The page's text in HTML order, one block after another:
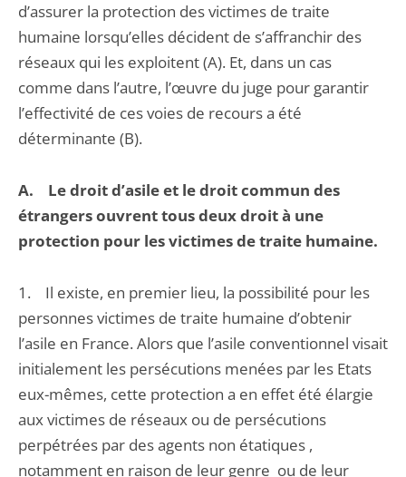
d’assurer la protection des victimes de traite
humaine lorsqu’elles décident de s’affranchir des
réseaux qui les exploitent (A). Et, dans un cas
comme dans l’autre, l’œuvre du juge pour garantir
l’effectivité de ces voies de recours a été
déterminante (B).
A. Le droit d’asile et le droit commun des
étrangers ouvrent tous deux droit à une
protection pour les victimes de traite humaine.
1. Il existe, en premier lieu, la possibilité pour les
personnes victimes de traite humaine d’obtenir
l’asile en France. Alors que l’asile conventionnel visait
initialement les persécutions menées par les Etats
eux-mêmes, cette protection a en effet été élargie
aux victimes de réseaux ou de persécutions
perpétrées par des agents non étatiques ,
notamment en raison de leur genre ou de leur